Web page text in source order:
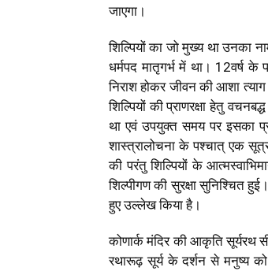
जाएगा।
शिल्पियों का जो मुख्य था उनका
धर्मपद मातृगर्भ में था। 12वर्ष
निराश होकर जीवन की आशा
शिल्पियों की प्राणरक्षा हेतु
था एवं उपयुक्त समय पर इसका
शास्त्रालोचना के पश्चात् एक
की परंतु शिल्पियों के
शिल्पीगण की सुरक्षा सुनिश्चित
हुए उल्लेख किया है।
कोणार्क मंदिर की आकृति सूर्यरथ
रथारूढ़ सूर्य के दर्शन से मनुष्य को